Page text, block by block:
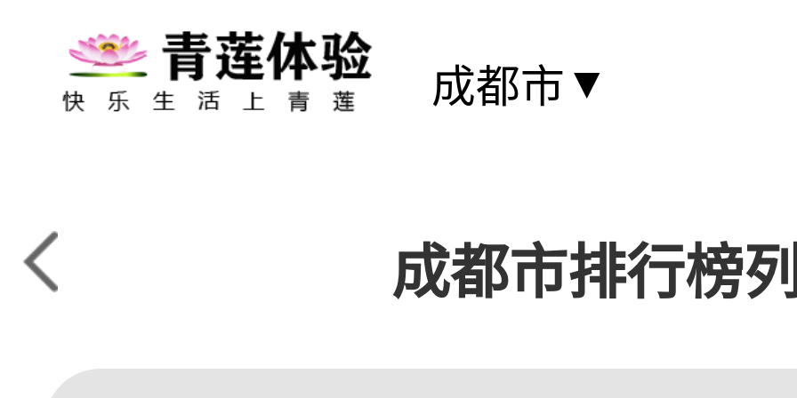
成都市 ▼
成都市排行榜